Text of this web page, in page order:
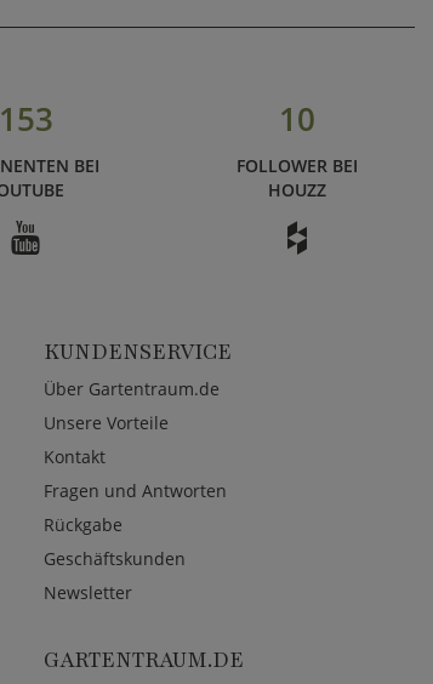
153
BEI
10
FOLLOWER BEI
HOUZZ
KUNDENSERVICE
Über Gartentraum.de
Unsere Vorteile
Kontakt
Fragen und Antworten
Rückgabe
Geschäftskunden
Newsletter
GARTENTRAUM.DE